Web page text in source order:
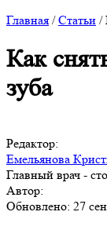
Главная /Статьи /
Как
зуба
Редактор:
Емельянова
Главный врач -
Автор:
Обновлено: 27